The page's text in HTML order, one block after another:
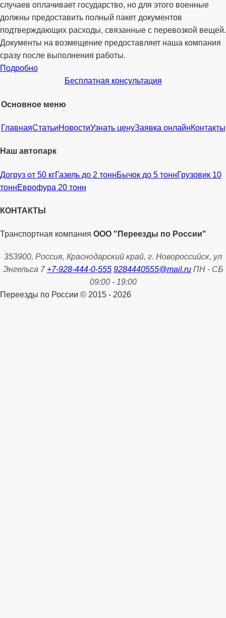
случаев оплачивает государство, но для этого военные
должны предоставить полный пакет документов
подтверждающих расходы, связанные с перевозкой вещей.
Документы на возмещение предоставляет наша компания
сразу после выполнения работы.
Подробно
Бесплатная консультация
Основное меню
ГлавнаяСтатьиНовостиУзнать ценуЗаявка онлайнКонтакты
Наш автопарк
Догруз от 50 кгГазель до 2 тоннБычок до 5 тоннГрузовик 10
тоннЕврофура 20 тонн
КОНТАКТЫ
Транспортная компания ООО "Переезды по России"
353900, Россия, Краснодарский край, г. Новороссийск, ул
Энгельса 7 +7-928-444-0-555 9284440555@mail.ru ПН - СБ
09:00 - 19:00
Переезды по России © 2015 - 2026